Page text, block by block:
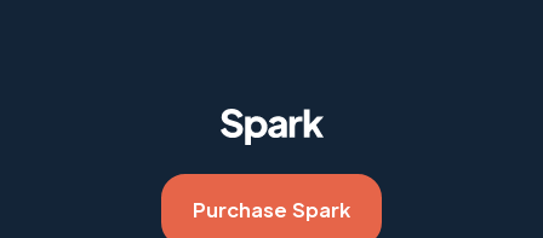
Purchase Spark